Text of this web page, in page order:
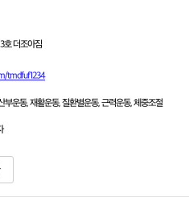
호 더조아짐
tmdfuf1234
부운동, 재활운동, 질환별운동, 근력운동, 체중조절